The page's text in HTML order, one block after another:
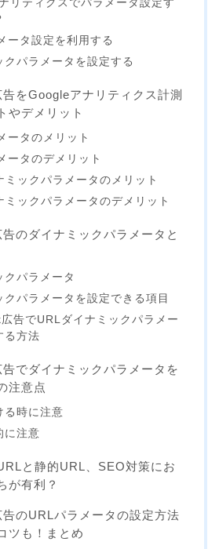
リティクスでパラメータ設定す
ータ設定を利用する
クパラメータを設定する
をGoogleアナリティクス計測
やデメリット
ータのメリット
ータのデメリット
ミックパラメータのメリット
ミックパラメータのデメリット
のダイナミックパラメータと
クパラメータ
クパラメータを設定できる項目
告でURLダイナミックパラメー
る方法
でダイナミックパラメータを
注意点
る時に注意
に注意
と静的URL、SEO対策にお
が有利？
のURLパラメータの設定方法
ツも！まとめ